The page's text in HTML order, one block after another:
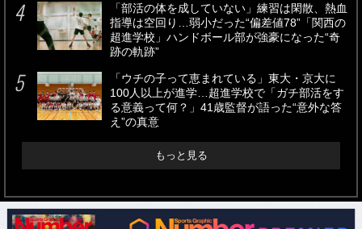
「部活の体を成していない」練習は閑散、熱血
指導は空回り…弱小だった“偏差値78”「関西の
超進学校」ハンドボール部が強豪になった“奇
跡の軌跡”
「ウチの子って恵まれている」東大・京大に
100人以上が進学…超進学校で「ガチ部活をす
る意義って何？」41歳監督が語った“意外な答
え”の真意
もっと見る